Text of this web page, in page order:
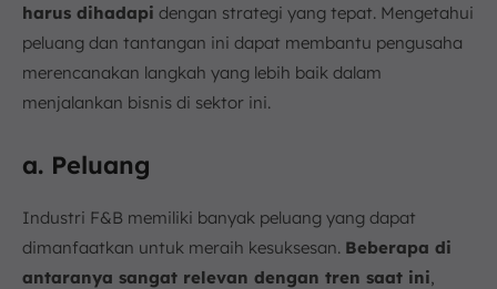
harus dihadapi dengan strategi yang tepat. Mengetahui
peluang dan tantangan ini dapat membantu pengusaha
merencanakan langkah yang lebih baik dalam
menjalankan bisnis di sektor ini.
a. Peluang
Industri F&B memiliki banyak peluang yang dapat
dimanfaatkan untuk meraih kesuksesan. Beberapa di
antaranya sangat relevan dengan tren saat ini